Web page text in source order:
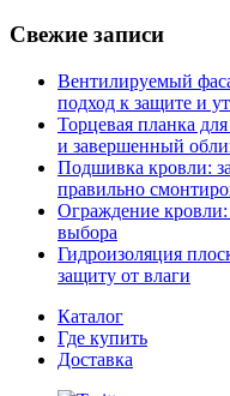
Свежие записи
Вентилируемый
подход к защите и
Торцевая планка
и завершенный
Подшивка кровли:
правильно
Ограждение
выбора
Гидроизоляция
защиту от влаги
Каталог
Где купить
Доставка